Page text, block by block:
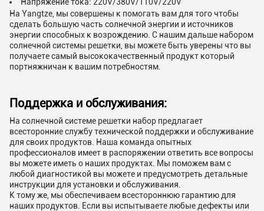
На Yangtze, мы совершены к помогать вам для того чтобы
сделать большую часть солнечной энергии и источников
энергии способных к возрождению. С нашим дальше набором
солнечной системы решетки, вы можете быть уверены что вы
получаете самый высококачественный продукт который
портняжничан к вашим потребностям.
Поддержка и обслуживания:
На солнечной системе решетки набор предлагает
всесторонние службу технической поддержки и обслуживание
для своих продуктов. Наша команда опытных
профессионалов имеет в распоряжении ответить все вопросы
вы можете иметь о наших продуктах. Мы поможем вам с
любой диагностикой вы можете и предусмотреть детальные
инструкции для установки и обслуживания.
К тому же, мы обеспечиваем всестороннюю гарантию для
наших продуктов. Если вы испытываете любые дефекты или